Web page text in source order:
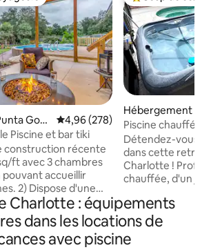
Gord
Évaluation moyenne sur la
4,96 (278)
Piscine et bar tiki
construction récente
ft avec 3 chambres
pouvant accueillir
2) Dispose d'une
sol de 18' x 33' et
poissons et d'un
et d'un parking
4 voitures. 3) À 15
Hébergement ⋅
Piscine chauffée,
parking pour
Détendez-vous
dans cette
Charlotte !
chauffée, d'un
maison peut
une suite King,
la piscine et un
Apportez votre
Charlotte : équipements
dans les locations de
avec piscine